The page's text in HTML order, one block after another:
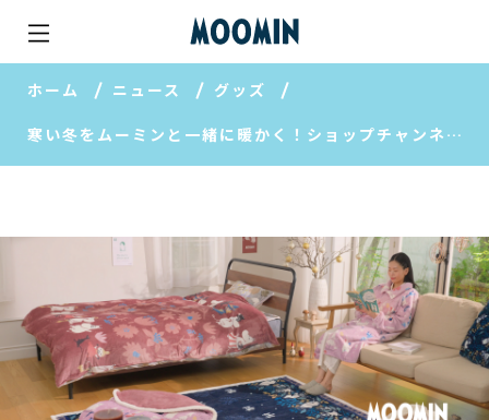
ホーム ニュース グッズ
寒い冬をムーミンと一緒に暖かく！ショップチャンネル限定寝具＆インテリア販売開始